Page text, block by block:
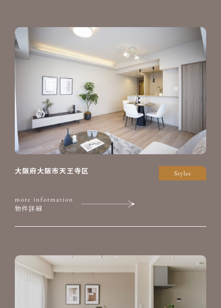
大阪府大阪市天王寺区 Styles
more information
物件詳細